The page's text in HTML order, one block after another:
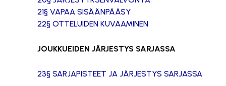
21§ VAPAA SISÄÄNPÄÄSY
22§ OTTELUIDEN KUVAAMINEN
JOUKKUEIDEN JÄRJESTYS SARJASSA
23§ SARJAPISTEET JA JÄRJESTYS SARJASSA